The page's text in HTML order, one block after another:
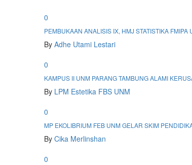
0
PEMBUKAAN ANALISIS IX, HMJ STATISTIKA
By Adhe Utami Lestari
0
KAMPUS II UNM PARANG TAMBUNG ALAMI
By LPM Estetika FBS UNM
0
MP EKOLIBRIUM FEB UNM GELAR SKIM
By Cika Merlinshan
0